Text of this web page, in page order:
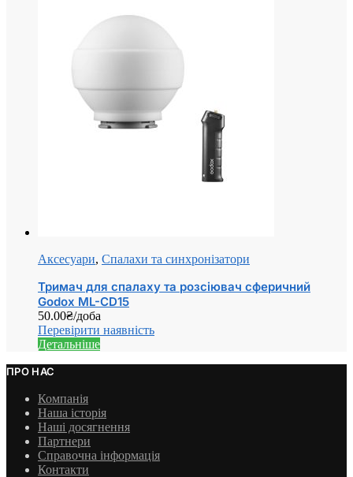
Аксесуари, Спалахи та синхронізатори
Тримач для спалаху та розсіювач сферичний
Godox ML-CD15
50.00₴/доба
Перевірити наявність
Детальніше
ПРО НАС
Компанія
Наша історія
Наші досягнення
Партнери
Справочна інформація
Контакти